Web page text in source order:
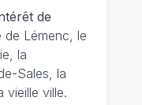
de
Lémenc, le
la
Sales, la
vieille ville.